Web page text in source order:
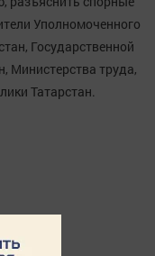
Уполномоченного
Государственной
Министерства труда,
Татарстан.